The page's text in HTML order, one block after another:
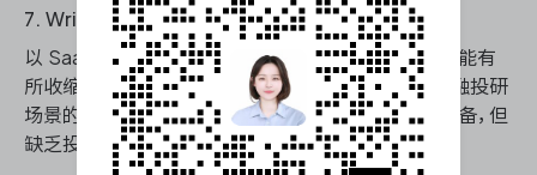
7. Wrike
以 SaaS 为主力交付形态的海外厂商，私有化版本功能有
所收缩，原生设计更偏向营销与创意项目管理，与金融投研
场景的匹配度偏低。基础任务管理与文档协作能力具备，但
缺乏投研专用功能模块。